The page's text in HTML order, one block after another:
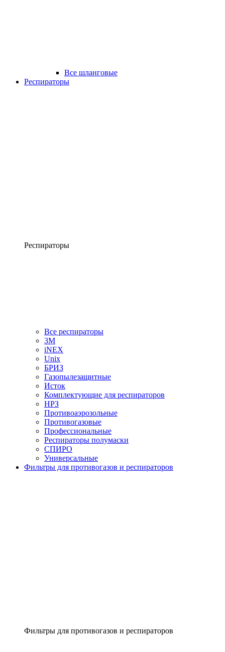
Все шланговые
Респираторы
Респираторы
Все респираторы
3М
iNEX
Unix
БРИЗ
Газопылезащитные
Исток
Комплектующие для респираторов
НРЗ
Противоаэрозольные
Противогазовые
Профессиональные
Респираторы полумаски
СПИРО
Универсальные
Фильтры для противогазов и респираторов
Фильтры для противогазов и респираторов